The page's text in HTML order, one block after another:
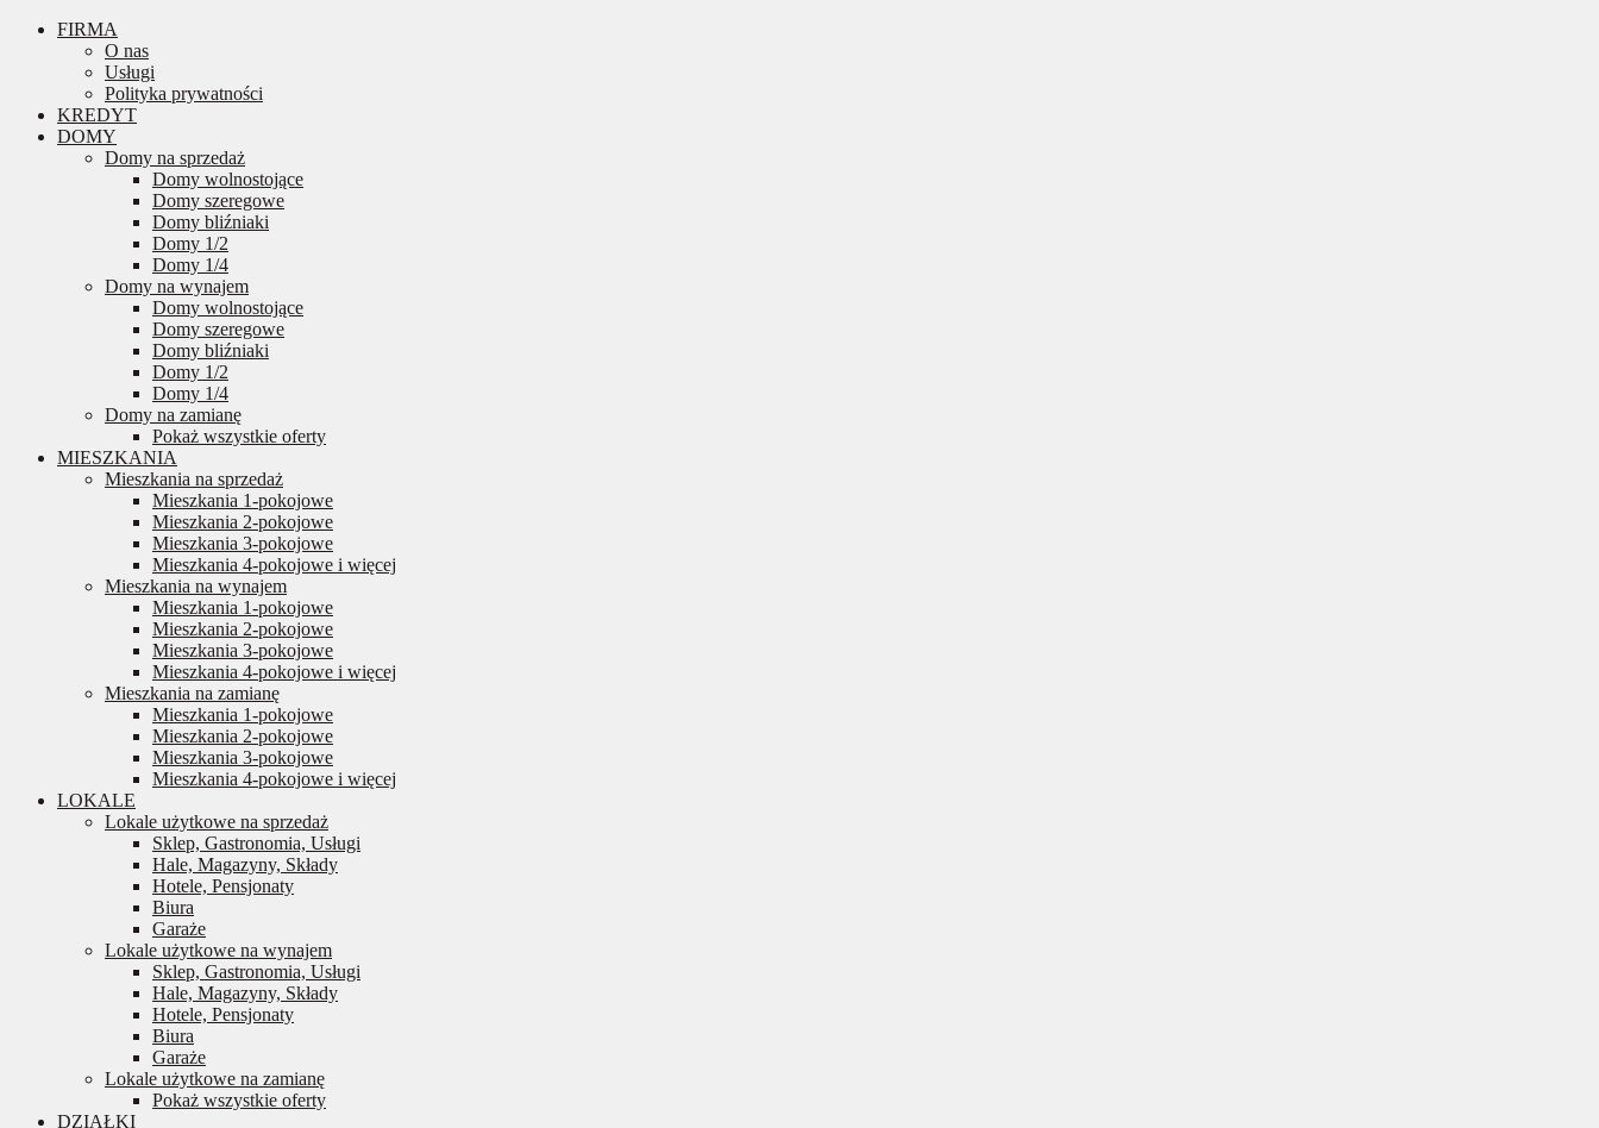
FIRMA
O nas
Usługi
Polityka prywatności
KREDYT
DOMY
Domy na sprzedaż
Domy wolnostojące
Domy szeregowe
Domy bliźniaki
Domy 1/2
Domy 1/4
Domy na wynajem
Domy wolnostojące
Domy szeregowe
Domy bliźniaki
Domy 1/2
Domy 1/4
Domy na zamianę
Pokaż wszystkie oferty
MIESZKANIA
Mieszkania na sprzedaż
Mieszkania 1-pokojowe
Mieszkania 2-pokojowe
Mieszkania 3-pokojowe
Mieszkania 4-pokojowe i więcej
Mieszkania na wynajem
Mieszkania 1-pokojowe
Mieszkania 2-pokojowe
Mieszkania 3-pokojowe
Mieszkania 4-pokojowe i więcej
Mieszkania na zamianę
Mieszkania 1-pokojowe
Mieszkania 2-pokojowe
Mieszkania 3-pokojowe
Mieszkania 4-pokojowe i więcej
LOKALE
Lokale użytkowe na sprzedaż
Sklep, Gastronomia, Usługi
Hale, Magazyny, Składy
Hotele, Pensjonaty
Biura
Garaże
Lokale użytkowe na wynajem
Sklep, Gastronomia, Usługi
Hale, Magazyny, Składy
Hotele, Pensjonaty
Biura
Garaże
Lokale użytkowe na zamianę
Pokaż wszystkie oferty
DZIAŁKI